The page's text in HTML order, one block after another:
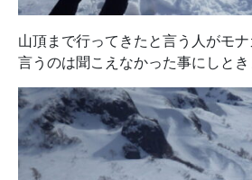
山頂まで行ってきたと言う人がモ
言うのは聞こえなかった事にしと